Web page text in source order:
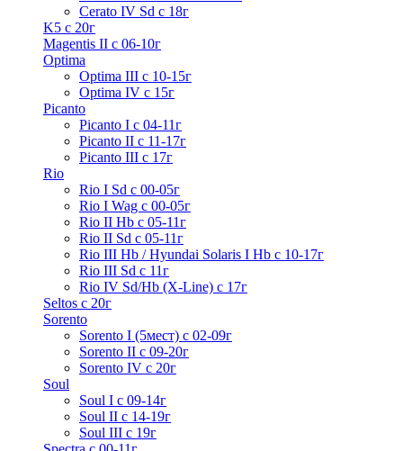
Cerato IV Sd с 18г
K5 с 20г
Magentis II с 06-10г
Optima
Optima III с 10-15г
Optima IV с 15г
Picanto
Picanto I с 04-11г
Picanto II c 11-17г
Picanto III c 17г
Rio
Rio I Sd с 00-05г
Rio I Wag c 00-05г
Rio II Hb с 05-11г
Rio II Sd с 05-11г
Rio III Hb / Hyundai Solaris I Hb с 10-17г
Rio III Sd c 11г
Rio IV Sd/Hb (X-Line) с 17г
Seltos с 20г
Sorento
Sorento I (5мест) с 02-09г
Sorento II c 09-20г
Sorento IV с 20г
Soul
Soul I с 09-14г
Soul II с 14-19г
Soul III с 19г